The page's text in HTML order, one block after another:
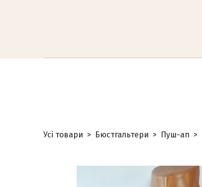
Усі товари Бюстгальтери Пуш-ап